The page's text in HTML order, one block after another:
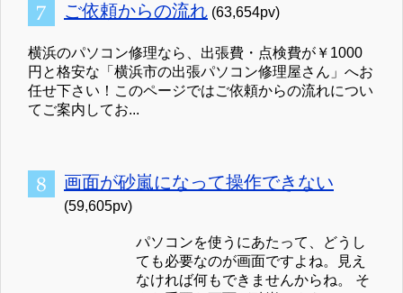
ご依頼からの流れ (63,654pv)
横浜のパソコン修理なら、出張費・点検費が￥1000
円と格安な「横浜市の出張パソコン修理屋さん」へお
任せ下さい！このページではご依頼からの流れについ
てご案内してお...
画面が砂嵐になって操作できない
(59,605pv)
パソコンを使うにあたって、どうし
ても必要なのが画面ですよね。見え
なければ何もできませんからね。 そ